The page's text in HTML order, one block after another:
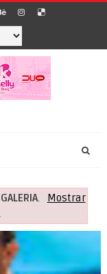
GALERIA.
Mostrar